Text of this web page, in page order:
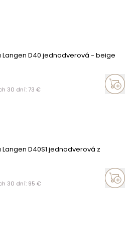
Langen D40 jednodverová - beige
30 dní: 73 €
D40S1 jednodverová z
30 dní: 95 €